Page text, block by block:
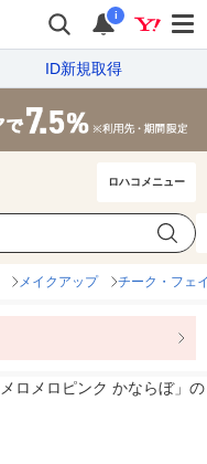
i
ID新規取得
ロハコメニュー
メイクアップ チーク・フェ